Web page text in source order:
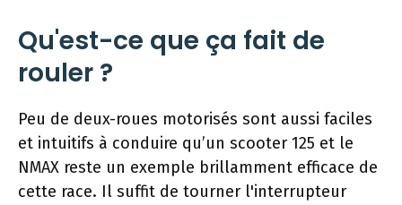
Qu'est-ce que ça fait de
rouler ?
Peu de deux-roues motorisés sont aussi faciles
et intuitifs à conduire qu’un scooter 125 et le
NMAX reste un exemple brillamment efficace de
cette race. Il suffit de tourner l'interrupteur